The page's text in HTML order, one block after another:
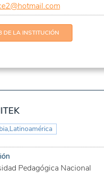
DE LA INSTITUCIÓN
Pedagógica Nacional